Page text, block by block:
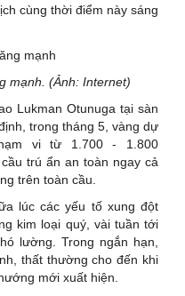
cùng thời điểm này sáng
mạnh. (Ảnh: Internet)
Lukman Otunuga tại sàn
trong tháng 5, vàng dự
vi từ 1.700 - 1.800
trú ẩn an toàn ngay cả
trên toàn cầu.
lúc các yếu tố xung đột
kim loại quý, vài tuần tới
lường. Trong ngắn hạn,
thất thường cho đến khi
mới xuất hiện.